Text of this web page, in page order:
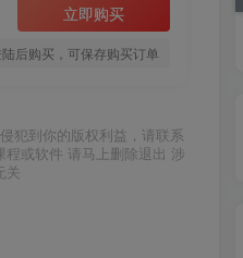
立即购买
后购买，可保存购买订单
犯到你的版权利益，请联系
或软件 请马上删除退出 涉
关